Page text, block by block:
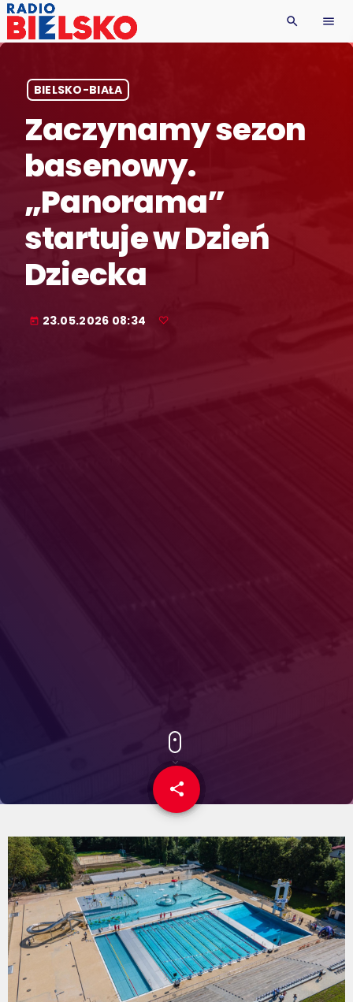
search menu
BIELSKO-BIAŁA
Zaczynamy sezon
basenowy.
„Panorama”
startuje w Dzień
Dziecka
today 23.05.2026 08:34
share
email